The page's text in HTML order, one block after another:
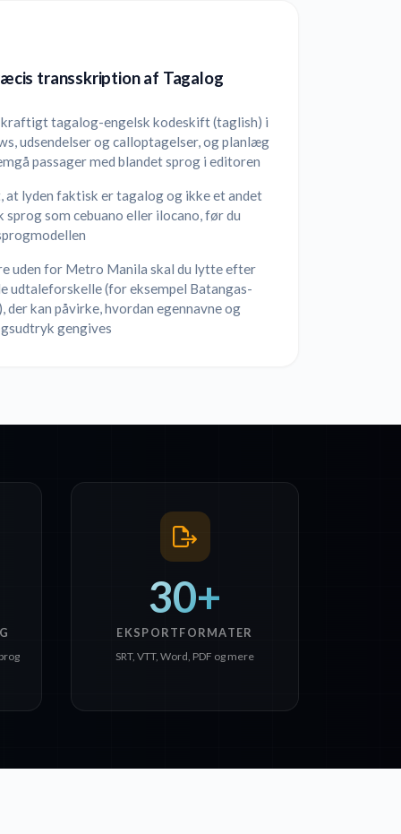
transskription af Tagalog
tagalog-engelsk kodeskift (taglish) i
udsendelser og calloptagelser, og planlæg
passager med blandet sprog i editoren
lyden faktisk er tagalog og ikke et andet
sprog som cebuano eller ilocano, før du
uden for Metro Manila skal du lytte efter
udtaleforskelle (for eksempel Batangas-
der kan påvirke, hvordan egennavne og
gengives
30+
EKSPORTFORMATER
SRT, VTT, Word, PDF og mere